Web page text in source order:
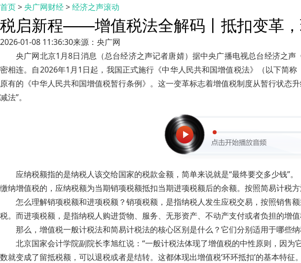
首页>央广网财经>经济之声滚动
税启新程——增值税法全解码丨抵扣变革，
2026-01-08 11:36:30来源：央广网
央广网北京1月8日消息（总台经济之声记者唐婧）据中央广播电视总台经济之
密相连。自2026年1月1日起，我国正式施行《中华人民共和国增值税法》（以下简
原有的《中华人民共和国增值税暂行条例》。这一变革标志着增值税制度从暂行状
减法”。
应纳税额指的是纳税人该交给国家的税款金额，简单来说就是“最终要交多少钱”
缴纳增值税的，应纳税额为当期销项税额抵扣当期进项税额后的余额。按照简易计税
怎么理解销项税额和进项税额？销项税额，是指纳税人发生应税交易，按照销售
税。而进项税额，是指纳税人购进货物、服务、无形资产、不动产支付或者负担的增
那么，增值税一般计税法和简易计税法的核心区别是什么？它们分别适用于哪些纳
北京国家会计学院副院长李旭红说：“一般计税法体现了增值税的中性原则，因
数就变成了留抵税额，可以退税或者是结转。这都体现出增值税‘环环抵扣’的基本特